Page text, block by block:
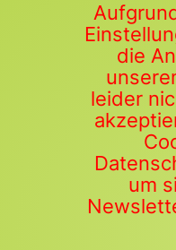
die
leider
um